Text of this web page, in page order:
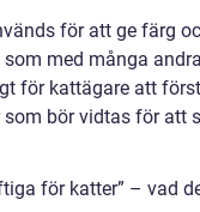
för att ge färg
med många
för kattägare att
bör vidtas för att
för katter” – vad